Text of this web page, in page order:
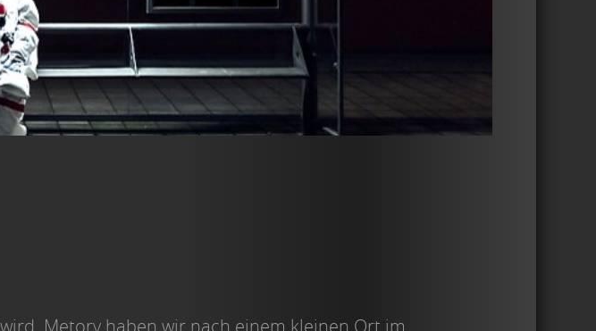
Metory haben wir nach einem kleinen Ort im